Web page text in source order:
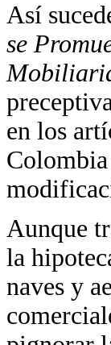
Así
se
en los
Aunque
la
naves y